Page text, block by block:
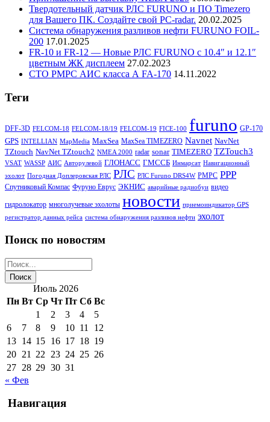
Твердотельный датчик РЛС FURUNO и ПО Timezero
для Вашего ПК. Создайте свой PC-radar. 20.02.2025
Система обнаружения разливов нефти FURUNO FOIL-
200 17.01.2025
FR-10 и FR-12 — Новые РЛС FURUNO c 10.4″ и 12.1″
цветным ЖК дисплеем 27.02.2023
СТО РМРС АИС класса А FA-170 14.11.2022
Теги
DFF-3D FELCOM-18 FELCOM-18/19 FELCOM-19 FICE-100 furuno GP-170
GPS INTELLIAN MapMedia MaxSea MaxSea TIMEZERO Navnet NavNet
TZtouch NavNet TZtouch2 NMEA 2000 radar sonar TIMEZERO TZTouch3
VSAT WASSP АИС Авторулевой ГЛОНАСС ГМССБ Инмарсат Навигационный
эхолот Погодная Доплеровская РЛС РЛС РЛС Furuno DRS4W РМРС РРР
Спутниковый Компас Фуруно Еврус ЭКНИС аварийные радиобуи видео
гидролокатор многолучевые эхолоты новости приемоиндикатор GPS
регистратор данных рейса система обнаружения разливов нефти эхолот
Поиск по новостям
Июль 2026
Пн Вт Ср Чт Пт Сб Вс
1
2 3 4
5
6
7 8 9 10 11
12
13 14 15 16 17 18 19
20 21 22 23 24 25 26
27 28 29 30 31
« Фев
Навигация